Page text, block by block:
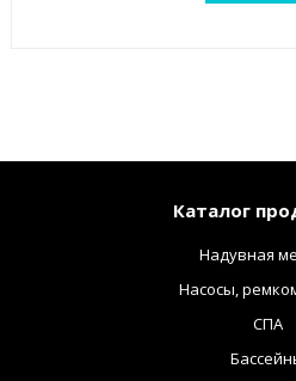
Каталог
Надувная
Насосы,
СПА